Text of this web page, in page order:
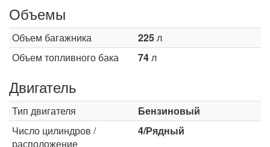
Объемы
Объем багажника 225л
Объем топливного бака
74л
Двигатель
Тип двигателя
Бензиновый
Число цилиндров /
расположение
4/Рядный